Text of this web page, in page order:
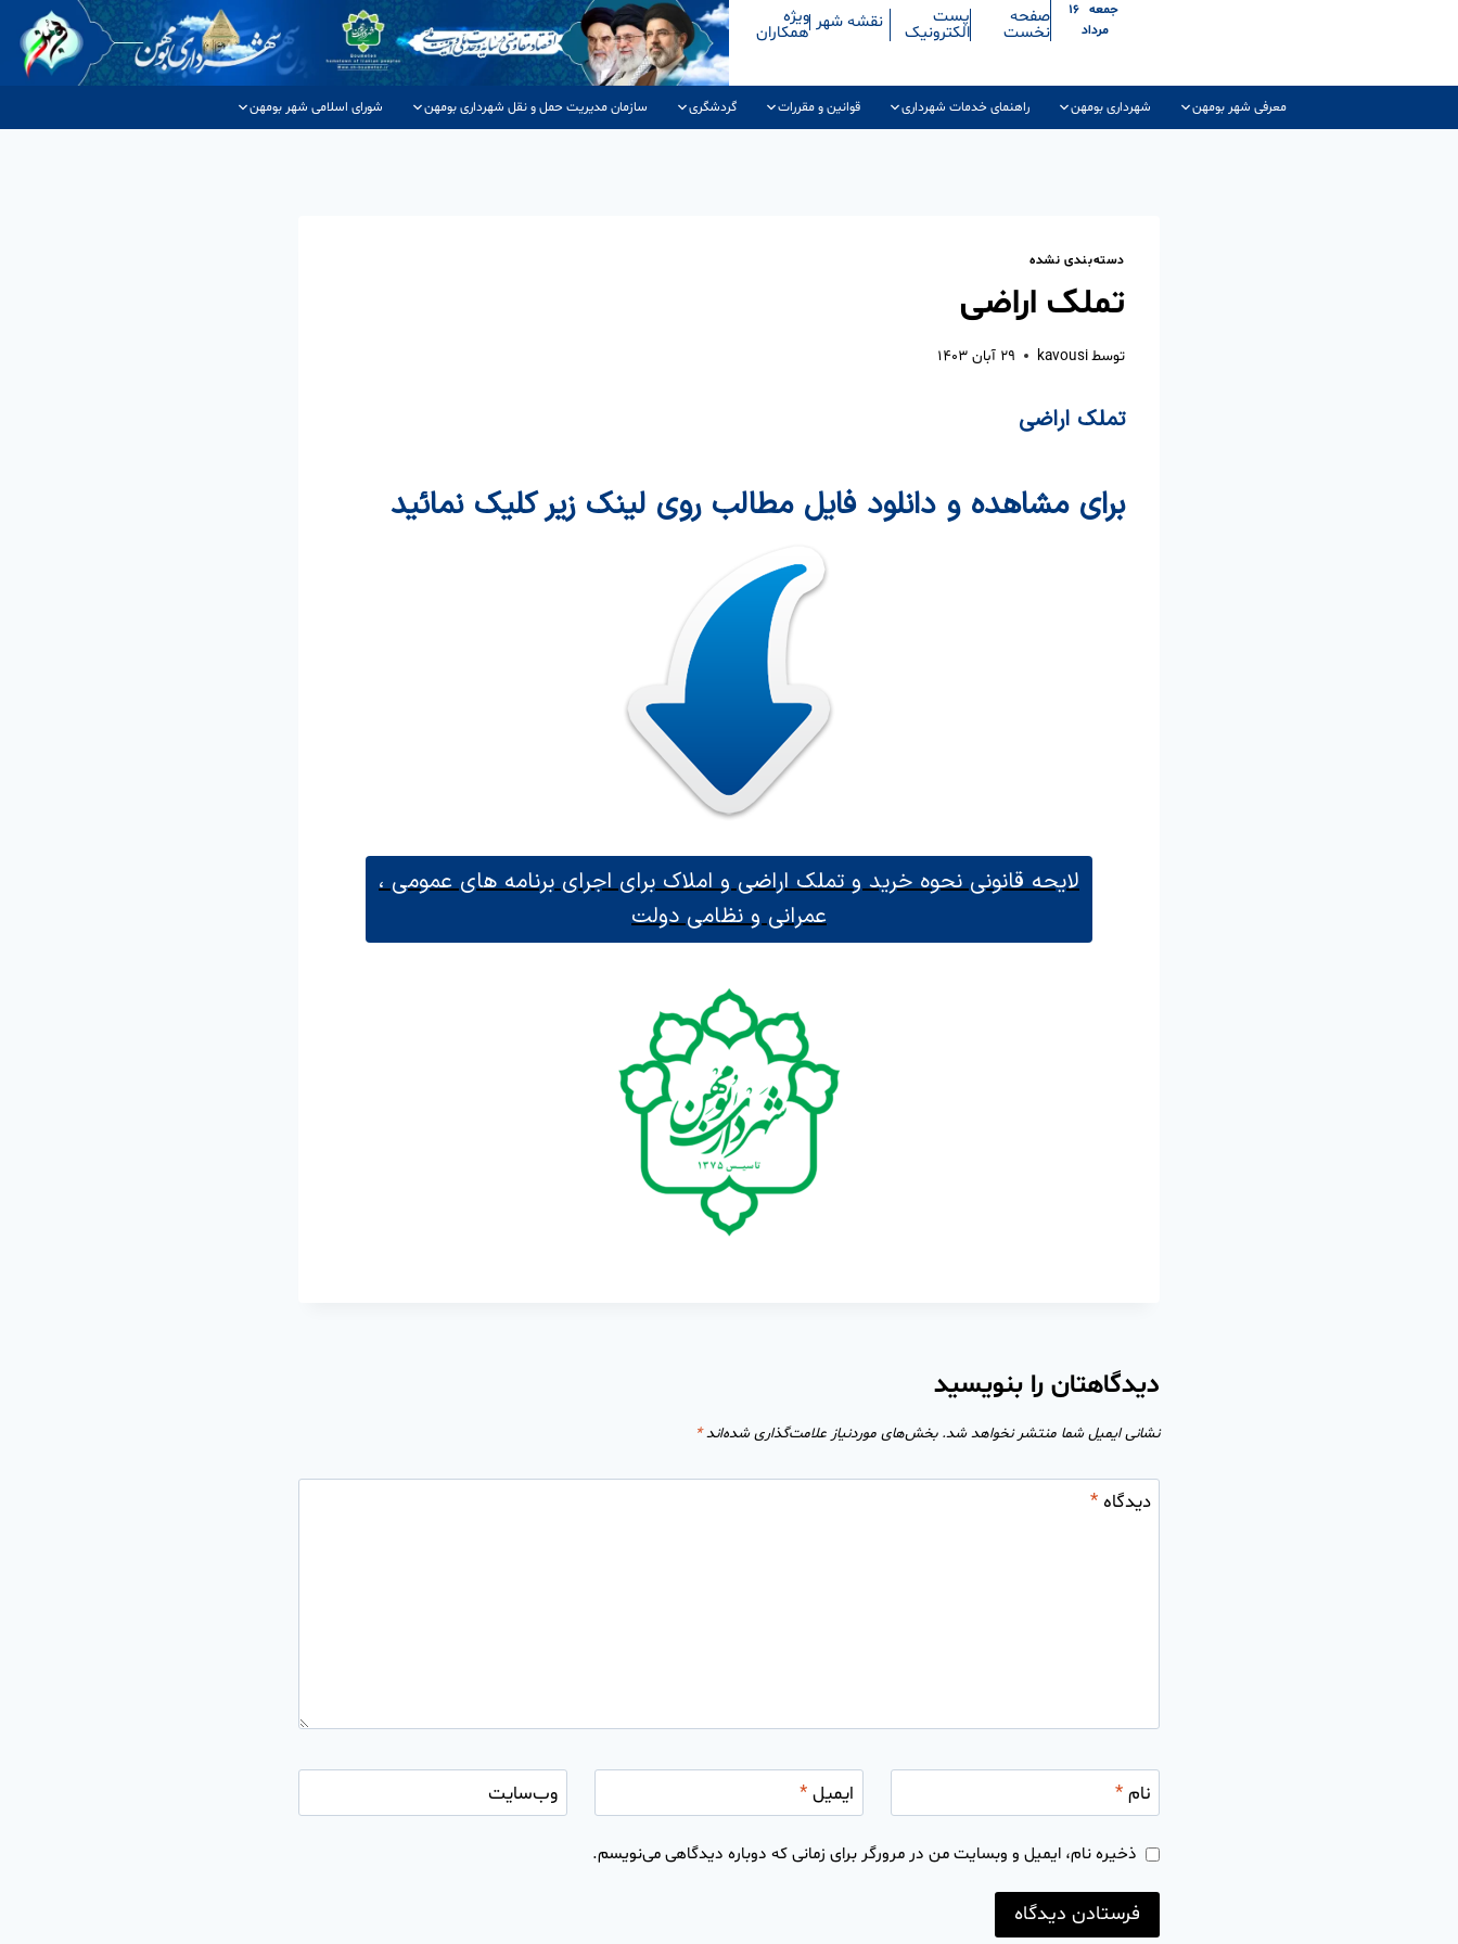
جمعه ۱۶
مرداد
صفحه
نخست
پست
الکترونیک نقشه شهر ویژه
همکاران
معرفی شهر بومهن شهرداری بومهن راهنمای خدمات شهرداری قوانین و مقررات گردشگری سازمان مدیریت حمل و نقل شهرداری بومهن شورای اسلامی شهر بومهن
دسته‌بندی نشده
تملک اراضی
توسطkavousi ۲۹ آبان ۱۴۰۳
تملک اراضی
برای مشاهده و دانلود فایل مطالب روی لینک زیر کلیک نمائید
لایحه قانونی نحوه خرید و تملک اراضی و املاک برای اجرای برنامه های عمومی ،
عمرانی و نظامی دولت
دیدگاهتان را بنویسید
نشانی ایمیل شما منتشر نخواهد شد. بخش‌های موردنیاز علامت‌گذاری شده‌اند*
دیدگاه*
نام* ایمیل * وب‌سایت
ذخیره نام، ایمیل و وبسایت من در مرورگر برای زمانی که دوباره دیدگاهی می‌نویسم.